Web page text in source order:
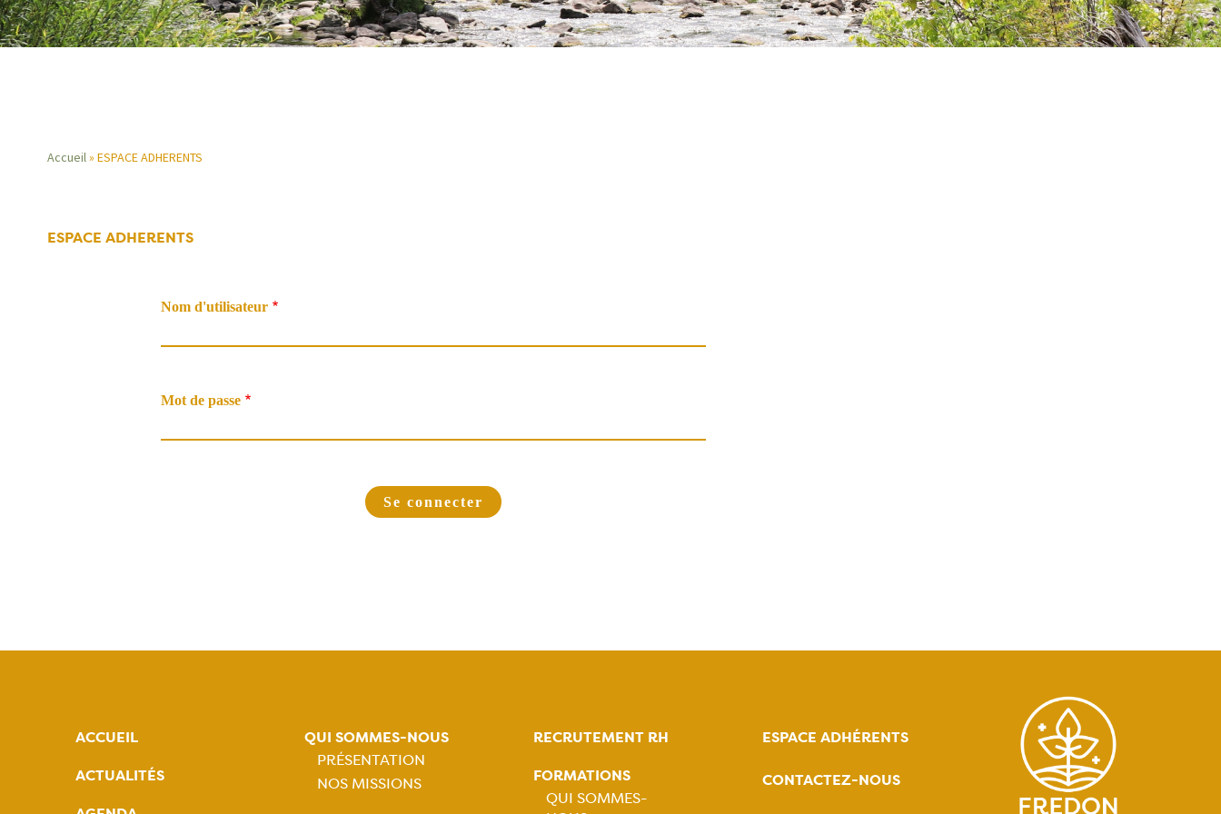
d'Ariane
Accueil ESPACE ADHERENTS
ESPACE ADHERENTS
Nom d'utilisateur
Mot de passe
ACCUEIL
ACTUALITÉS
QUI SOMMES-NOUS
PRÉSENTATION
NOS MISSIONS
RECRUTEMENT RH
FORMATIONS
QUI SOMMES-
ESPACE ADHÉRENTS
CONTACTEZ-NOUS